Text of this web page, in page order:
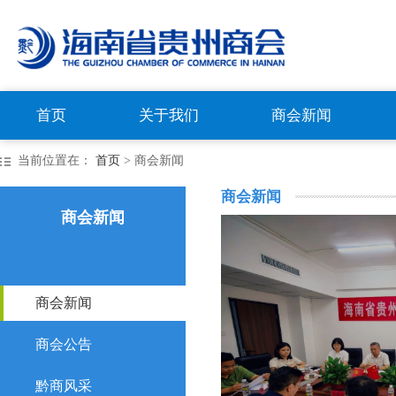
首页 关于我们 商会新闻
当前位置在： 首页 > 商会新闻
商会新闻
商会新闻
商会公告
黔商风采
商会新闻